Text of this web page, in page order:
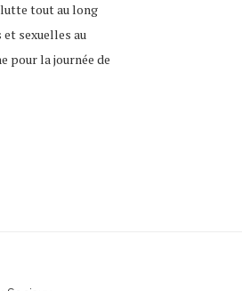
lutte tout au long
et sexuelles au
pour la journée de